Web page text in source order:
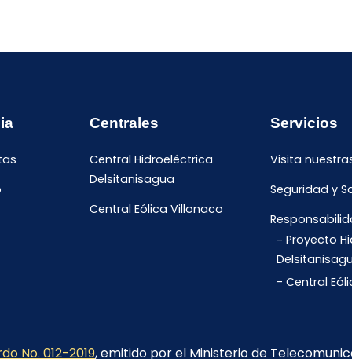
Centrales
Central Hidroeléctrica
Delsitanisagua
Central Eólica Villonaco
Servicios
Visita
Seguridad y
Proyecto
Central
No. 012-2019, emitido por el Ministerio de